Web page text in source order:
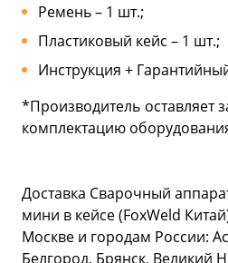
Ремень – 1 шт.;
Пластиковый кейс – 1 шт.;
Инструкция +
*Производитель оставляет
комплектацию
Доставка Сварочный
мини в кейсе (FoxWeld
Москве и городам России:
Белгород, Брянск, Великий